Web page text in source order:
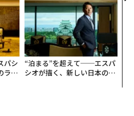
り」もある
“ハコ”ではなく、五感を刺激す
という。
、本には紙などに由来するそれ
リアに触れる1日│CAREER S
UMMIT 2026
パシ
ラグ
“泊まる”を超えて──エスパ
シオが描く、新しい日本のラ